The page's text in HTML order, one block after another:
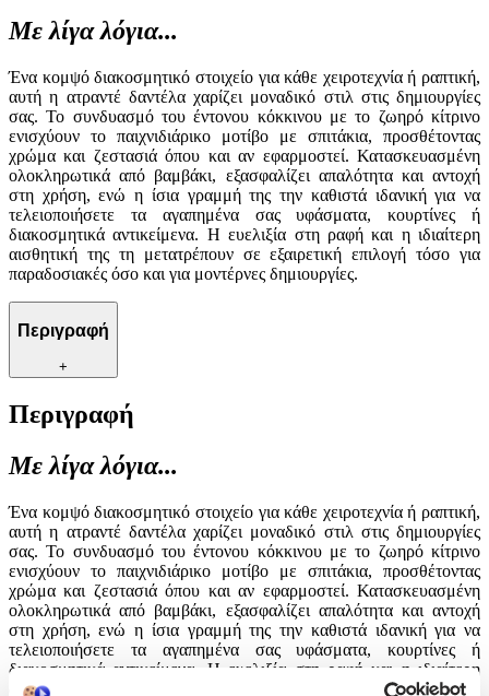
Με λίγα λόγια...
Ένα κομψό διακοσμητικό στοιχείο για κάθε χειροτεχνία ή ραπτική,
αυτή η ατραντέ δαντέλα χαρίζει μοναδικό στιλ στις δημιουργίες
σας. Το συνδυασμό του έντονου κόκκινου με το ζωηρό κίτρινο
ενισχύουν το παιχνιδιάρικο μοτίβο με σπιτάκια, προσθέτοντας
χρώμα και ζεστασιά όπου και αν εφαρμοστεί. Κατασκευασμένη
ολοκληρωτικά από βαμβάκι, εξασφαλίζει απαλότητα και αντοχή
στη χρήση, ενώ η ίσια γραμμή της την καθιστά ιδανική για να
τελειοποιήσετε τα αγαπημένα σας υφάσματα, κουρτίνες ή
διακοσμητικά αντικείμενα. Η ευελιξία στη ραφή και η ιδιαίτερη
αισθητική της τη μετατρέπουν σε εξαιρετική επιλογή τόσο για
παραδοσιακές όσο και για μοντέρνες δημιουργίες.
Περιγραφή
+
Περιγραφή
Με λίγα λόγια...
Ένα κομψό διακοσμητικό στοιχείο για κάθε χειροτεχνία ή ραπτική,
αυτή η ατραντέ δαντέλα χαρίζει μοναδικό στιλ στις δημιουργίες
σας. Το συνδυασμό του έντονου κόκκινου με το ζωηρό κίτρινο
ενισχύουν το παιχνιδιάρικο μοτίβο με σπιτάκια, προσθέτοντας
χρώμα και ζεστασιά όπου και αν εφαρμοστεί. Κατασκευασμένη
ολοκληρωτικά από βαμβάκι, εξασφαλίζει απαλότητα και αντοχή
στη χρήση, ενώ η ίσια γραμμή της την καθιστά ιδανική για να
τελειοποιήσετε τα αγαπημένα σας υφάσματα, κουρτίνες ή
διακοσμητικά αντικείμενα. Η ευελιξία στη ραφή και η ιδιαίτερη
αισθητική της τη μετατρέπουν σε εξαιρετική επιλογή τόσο για